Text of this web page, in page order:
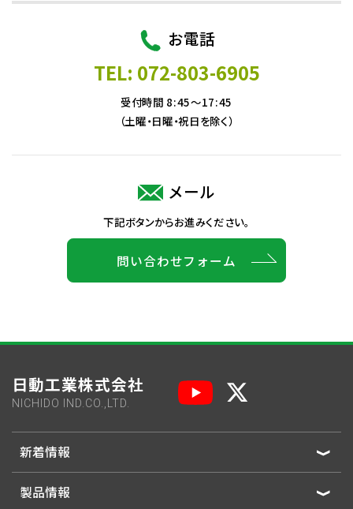
お電話
TEL: 072-803-6905
受付時間 8:45～17:45
（土曜・日曜・祝日を除く）
メール
下記ボタンからお進みください。
問い合わせフォーム
日動工業株式会社
NICHIDO IND.CO.,LTD.
新着情報
製品情報